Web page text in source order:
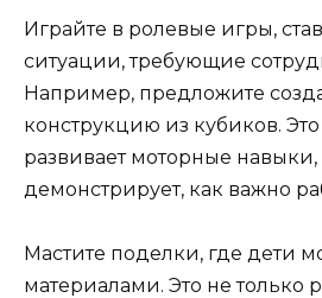
Играйте в ролевые игры,
ситуации, требующие
Например, предложите
конструкцию из кубиков. Это
развивает моторные навыки,
демонстрирует, как важно
Мастите поделки, где дети
материалами. Это не только